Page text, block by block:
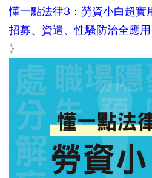
懂一點法律3：勞資小白超實
招募、資遣、性騷防治全應用
》